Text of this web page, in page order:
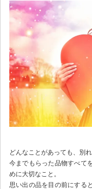
どんなことがあっても、別
今までもらった品物すべて
めに大切なこと。
思い出の品を目の前にする